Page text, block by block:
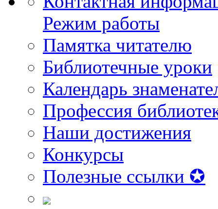
Режим работы
Памятка читателю
Библиотечные уроки
Календарь
Профессия
Наши достижения
Конкурсы
Полезные ссылки ✪